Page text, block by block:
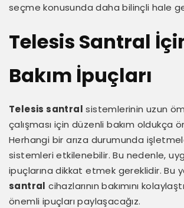
seçme konusunda daha bilinçli hale
Telesis Santral
Bakım İpuçları
Telesis santral sistemlerinin uzun
çalışması için düzenli bakım oldukça
Herhangi bir arıza durumunda
sistemleri etkilenebilir. Bu nedenle,
ipuçlarına dikkat etmek gereklidir. Bu
santral cihazlarının bakımını
önemli ipuçları paylaşacağız.